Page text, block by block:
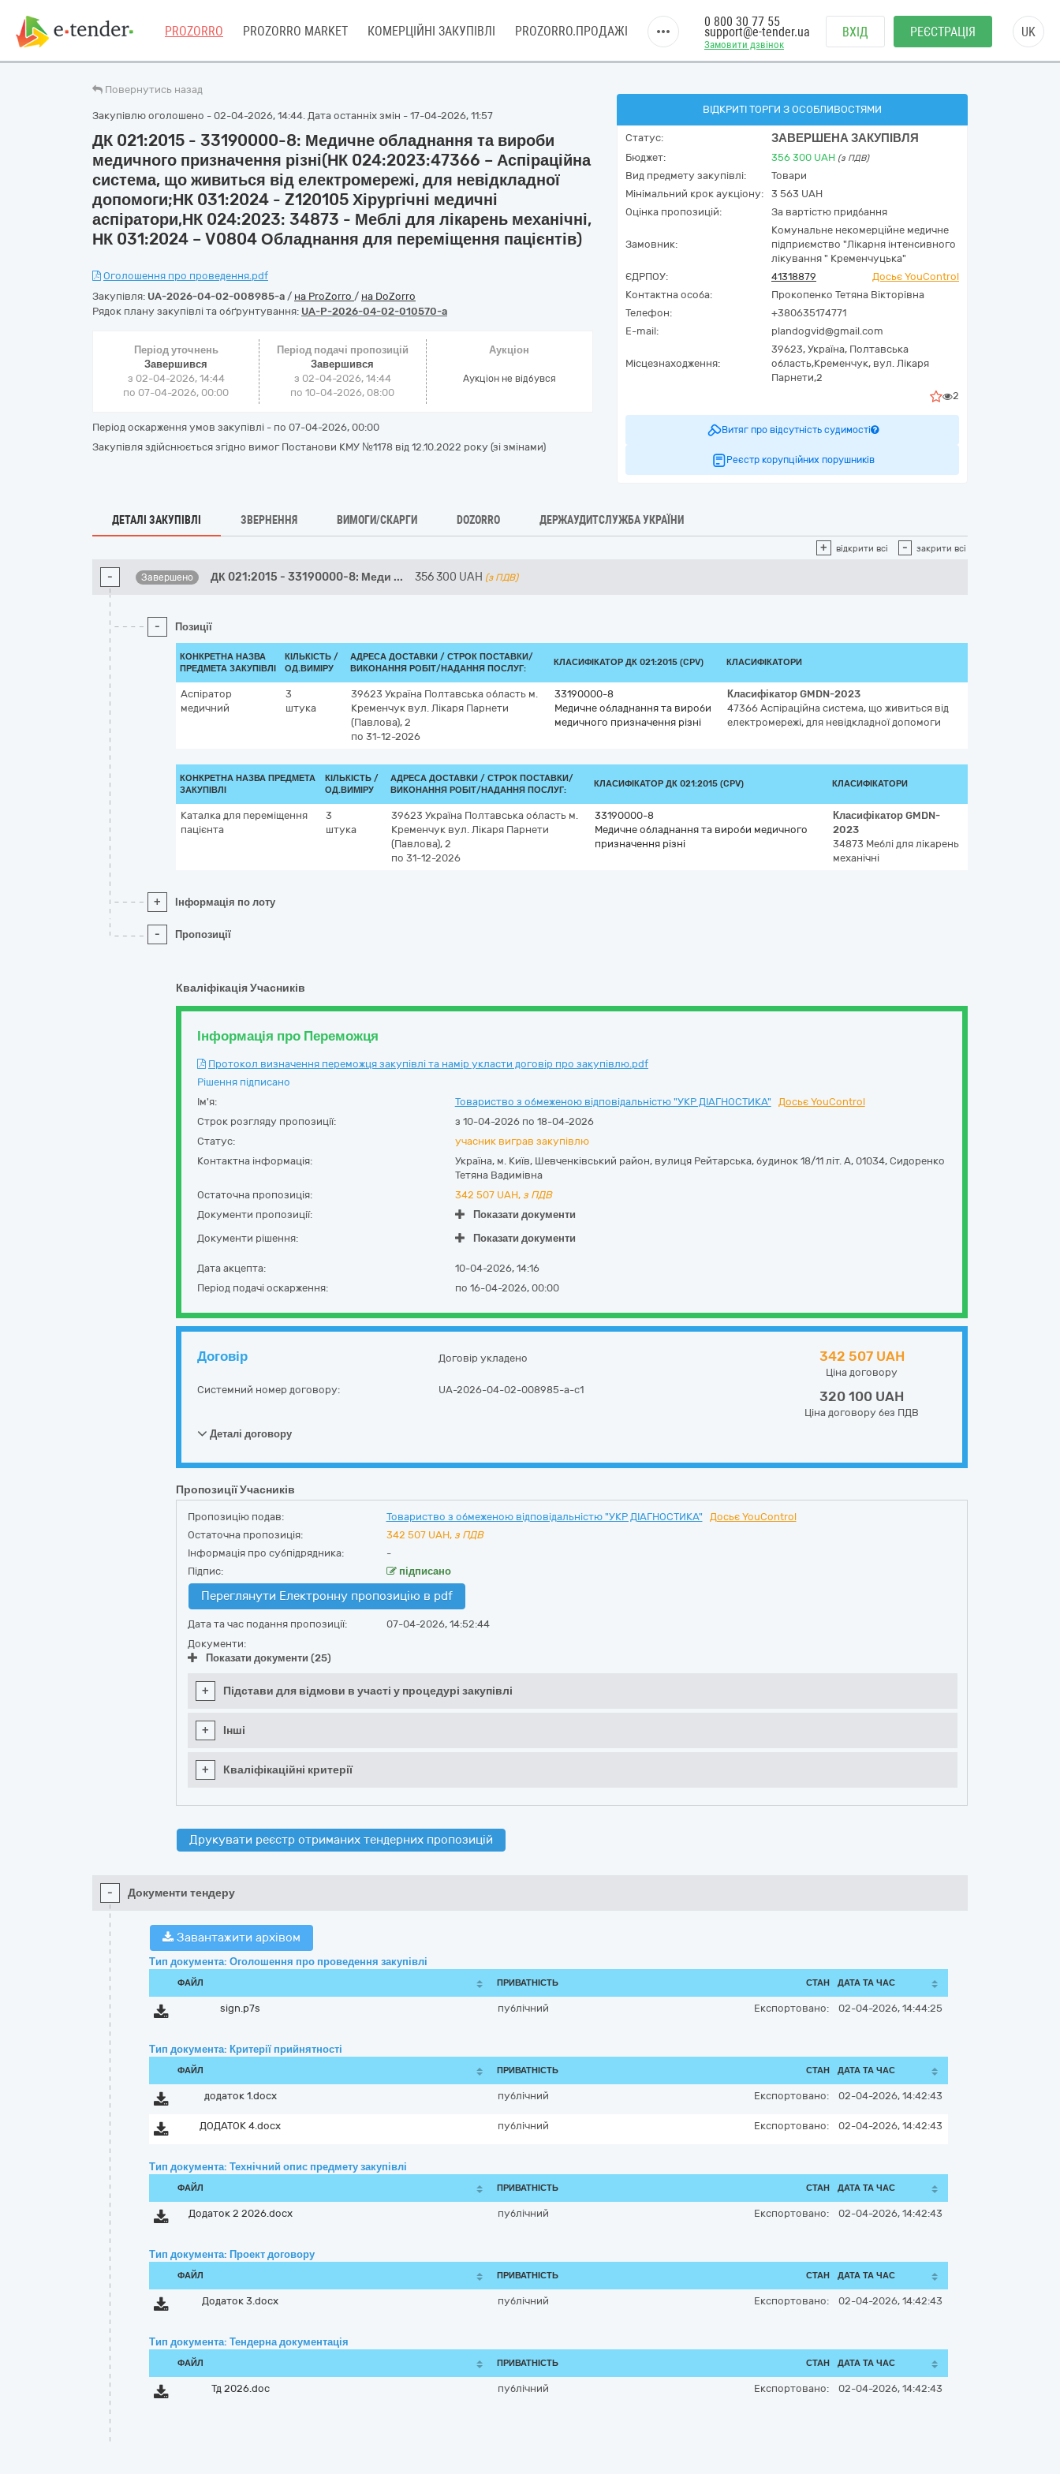
PROZORRO PROZORRO MARKET КОМЕРЦІЙНІ ЗАКУПІВЛІ PROZORRO.ПРОДАЖІ
Замовити дзвінок
0 800 30 77 55
support@e-tender.ua ВХІД РЕЄСТРАЦІЯ UK
Повернутись назад
Закупівлю оголошено - 02-04-2026, 14:44. Дата останніх змін - 17-04-2026, 11:57
ДК 021:2015 - 33190000-8: Медичне обладнання та вироби
медичного призначення різні(НК 024:2023:47366 – Аспіраційна
система, що живиться від електромережі, для невідкладної
допомоги;НК 031:2024 - Z120105 Хірургічні медичні
аспіратори,НК 024:2023: 34873 - Меблі для лікарень механічні,
НК 031:2024 – V0804 Обладнання для переміщення пацієнтів)
Оголошення про проведення.pdf
Закупівля: UA-2026-04-02-008985-a / на ProZorro / на DoZorro
Рядок плану закупівлі та обґрунтування: UA-P-2026-04-02-010570-a
Період уточнень
Завершився
з 02-04-2026, 14:44
по 07-04-2026, 00:00
Період подачі пропозицій
Завершився
з 02-04-2026, 14:44
по 10-04-2026, 08:00
Аукціон
Аукціон не відбувся
Період оскарження умов закупівлі - по 07-04-2026, 00:00
Закупівля здійснюється згідно вимог Постанови КМУ №1178 від 12.10.2022 року (зі змінами)
ВІДКРИТІ ТОРГИ З ОСОБЛИВОСТЯМИ
Статус: ЗАВЕРШЕНА ЗАКУПІВЛЯ
Бюджет: 356 300 UAH (з ПДВ)
Вид предмету закупівлі:
Товари
Мінімальний крок аукціону:
3 563 UAH
Оцінка пропозицій:
За вартістю придбання
Замовник:
Комунальне некомерційне медичне
підприємство "Лікарня інтенсивного
лікування " Кременчуцька"
ЄДРПОУ:
41318879
Досьє YouControl
Контактна особа:
Прокопенко Тетяна Вікторівна
Телефон:
+380635174771
E-mail:
plandogvid@gmail.com
Місцезнаходження:
39623, Україна, Полтавська
область,Кременчук, вул. Лікаря
Парнети,2
2
Витяг про відсутність судимості
Реєстр корупційних порушників
ДЕТАЛІ ЗАКУПІВЛІ ЗВЕРНЕННЯ ВИМОГИ/СКАРГИ DOZORRO ДЕРЖАУДИТСЛУЖБА УКРАЇНИ
+ відкрити всі - закрити всі
- Завершено ДК 021:2015 - 33190000-8: Меди ... 356 300 UAH (з ПДВ)
- Позиції
КОНКРЕТНА НАЗВА
ПРЕДМЕТА ЗАКУПІВЛІ
КІЛЬКІСТЬ /
ОД.ВИМІРУ
АДРЕСА ДОСТАВКИ / СТРОК ПОСТАВКИ/
ВИКОНАННЯ РОБІТ/НАДАННЯ ПОСЛУГ:
КЛАСИФІКАТОР ДК 021:2015 (CPV) КЛАСИФІКАТОРИ
Аспіратор
медичний
3
штука
39623 Україна Полтавська область м.
Кременчук вул. Лікаря Парнети
(Павлова), 2
по 31-12-2026
33190000-8
Медичне обладнання та вироби
медичного призначення різні
Класифікатор GMDN-2023
47366 Аспіраційна система, що живиться від
електромережі, для невідкладної допомоги
КОНКРЕТНА НАЗВА ПРЕДМЕТА
ЗАКУПІВЛІ
КІЛЬКІСТЬ /
ОД.ВИМІРУ
АДРЕСА ДОСТАВКИ / СТРОК ПОСТАВКИ/
ВИКОНАННЯ РОБІТ/НАДАННЯ ПОСЛУГ:
КЛАСИФІКАТОР ДК 021:2015 (CPV) КЛАСИФІКАТОРИ
Каталка для переміщення
пацієнта
3
штука
39623 Україна Полтавська область м.
Кременчук вул. Лікаря Парнети
(Павлова), 2
по 31-12-2026
33190000-8
Медичне обладнання та вироби медичного
призначення різні
Класифікатор GMDN-
2023
34873 Меблі для лікарень
механічні
+ Інформація по лоту
- Пропозиції
Кваліфікація Учасників
Інформація про Переможця
Протокол визначення переможця закупівлі та намір укласти договір про закупівлю.pdf
Рішення підписано
Ім'я:
Товариство з обмеженою відповідальністю "УКР ДІАГНОСТИКА"
Досьє YouControl
Строк розгляду пропозиції:
з 10-04-2026 по 18-04-2026
Статус:
учасник виграв закупівлю
Контактна інформація:
Україна, м. Київ, Шевченківський район, вулиця Рейтарська, будинок 18/11 літ. А, 01034, Сидоренко
Тетяна Вадимівна
Остаточна пропозиція:
342 507 UAH, з ПДВ
Документи пропозиції:
Показати документи
Документи рішення:
Показати документи
Дата акцепта:
10-04-2026, 14:16
Період подачі оскарження:
по 16-04-2026, 00:00
Договір Договір укладено
Системний номер договору: UA-2026-04-02-008985-a-c1
342 507 UAH
Ціна договору
320 100 UAH
Ціна договору без ПДВ
Деталі договору
Пропозиції Учасників
Пропозицію подав: Товариство з обмеженою відповідальністю "УКР ДІАГНОСТИКА"
Досьє YouControl
Остаточна пропозиція:
342 507 UAH, з ПДВ
Інформація про субпідрядника:
-
Підпис:
підписано
Переглянути Електронну пропозицію в pdf
Дата та час подання пропозиції:
07-04-2026, 14:52:44
Документи:
Показати документи (25)
+ Підстави для відмови в участі у процедурі закупівлі
+ Інші
+ Кваліфікаційні критерії
Друкувати реєстр отриманих тендерних пропозицій
- Документи тендеру
Завантажити архівом
Тип документа: Оголошення про проведення закупівлі
ФАЙЛ ПРИВАТНІСТЬ СТАН ДАТА ТА ЧАС
sign.p7s публічний Експортовано: 02-04-2026, 14:44:25
Тип документа: Критерії прийнятності
ФАЙЛ ПРИВАТНІСТЬ СТАН ДАТА ТА ЧАС
додаток 1.docx публічний Експортовано: 02-04-2026, 14:42:43
ДОДАТОК 4.docx публічний Експортовано: 02-04-2026, 14:42:43
Тип документа: Технічний опис предмету закупівлі
ФАЙЛ ПРИВАТНІСТЬ СТАН ДАТА ТА ЧАС
Додаток 2 2026.docx публічний Експортовано: 02-04-2026, 14:42:43
Тип документа: Проект договору
ФАЙЛ ПРИВАТНІСТЬ СТАН ДАТА ТА ЧАС
Додаток 3.docx публічний Експортовано: 02-04-2026, 14:42:43
Тип документа: Тендерна документація
ФАЙЛ ПРИВАТНІСТЬ СТАН ДАТА ТА ЧАС
Тд 2026.doc публічний Експортовано: 02-04-2026, 14:42:43